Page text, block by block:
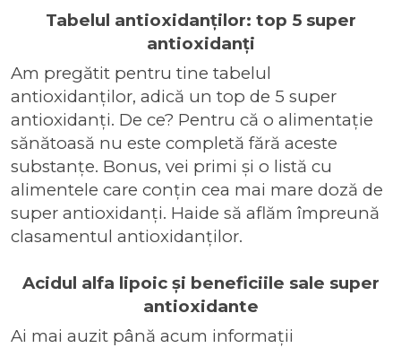
Tabelul antioxidanților: top 5 super
antioxidanți
Am pregătit pentru tine tabelul
antioxidanților, adică un top de 5 super
antioxidanți. De ce? Pentru că o alimentație
sănătoasă nu este completă fără aceste
substanțe. Bonus, vei primi și o listă cu
alimentele care conțin cea mai mare doză de
super antioxidanți. Haide să aflăm împreună
clasamentul antioxidanților.
Acidul alfa lipoic și beneficiile sale super
antioxidante
Ai mai auzit până acum informații